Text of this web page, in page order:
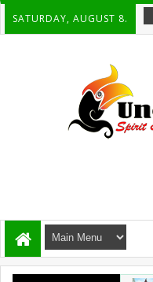
SATURDAY, AUGUST 8.